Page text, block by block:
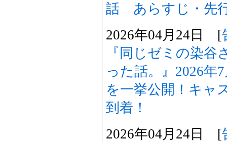
話 あらすじ・先
2026年04月24日 [
『同じゼミの染
った話。』2026年
を一挙公開！キャ
到着！
2026年04月24日 [